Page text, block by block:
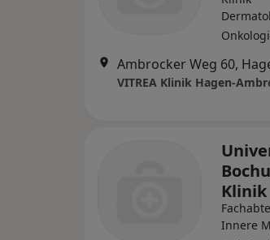
Ambrocker Weg 60,
Klinik
Innere